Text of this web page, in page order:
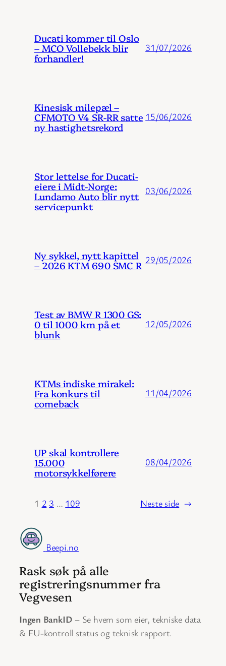
Ducati kommer til Oslo
– MCO Vollebekk blir
forhandler!
31/07/2026
Kinesisk milepæl –
CFMOTO V4 SR-RR satte
ny hastighetsrekord
15/06/2026
Stor lettelse for Ducati-
eiere i Midt-Norge:
Lundamo Auto blir nytt
servicepunkt
03/06/2026
Ny sykkel, nytt kapittel
– 2026 KTM 690 SMC R 29/05/2026
Test av BMW R 1300 GS:
0 til 1000 km på et
blunk
12/05/2026
KTMs indiske mirakel:
Fra konkurs til
comeback
11/04/2026
UP skal kontrollere
15.000
motorsykkelførere
08/04/2026
1 2 3 … 109 Neste side →
Beepi.no
Rask søk på alle
registreringsnummer fra
Vegvesen
Ingen BankID – Se hvem som eier, tekniske data
& EU-kontroll status og teknisk rapport.